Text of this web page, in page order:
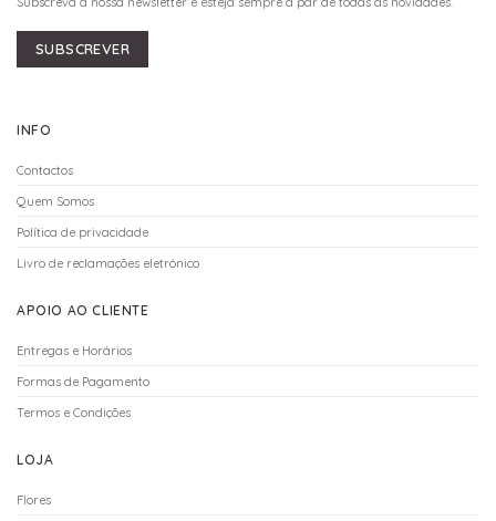
SUBSCREVER
INFO
Contactos
Quem Somos
Política de privacidade
Livro de reclamações eletrónico
APOIO AO CLIENTE
Entregas e Horários
Formas de Pagamento
Termos e Condições
LOJA
Flores